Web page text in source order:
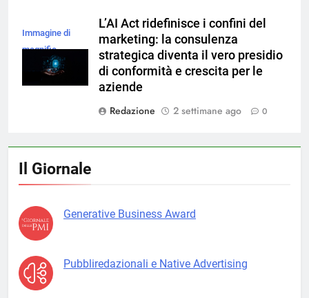
Immagine di
magnific
L’AI Act ridefinisce i confini del
marketing: la consulenza
strategica diventa il vero presidio
di conformità e crescita per le
aziende
Redazione
2 settimane ago 0
Il Giornale
Generative Business Award
Pubbliredazionali e Native Advertising